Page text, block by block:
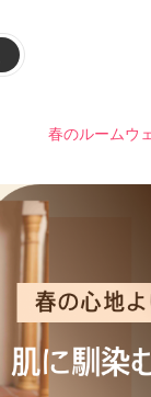
春のルームウ